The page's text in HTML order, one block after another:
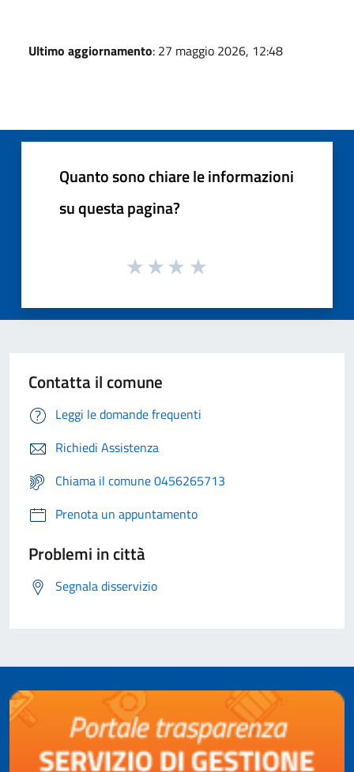
Ultimo aggiornamento: 27 maggio 2026, 12:48
Quanto sono chiare le informazioni
su questa pagina?
Contatta il comune
Leggi le domande frequenti
Richiedi Assistenza
Chiama il comune 0456265713
Prenota un appuntamento
Problemi in città
Segnala disservizio